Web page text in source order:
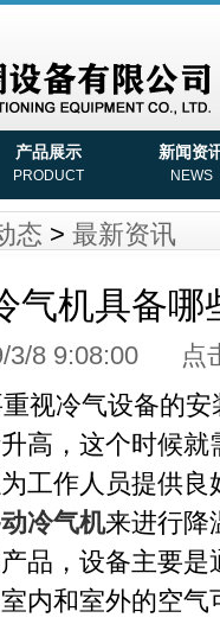
产品展示
PRODUCT
新闻资
NEWS
态 > 最新资讯
气机具备哪
3/8 9:08:00 点
视冷气设备的
高，这个时候
工作人员提供
冷气机来进行降
品，设备主要
内和室外的空